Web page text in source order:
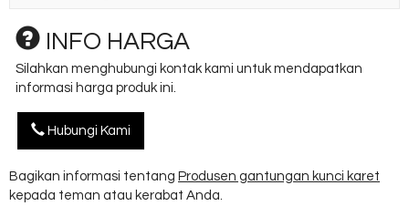
INFO HARGA
Silahkan menghubungi kontak kami untuk mendapatkan
informasi harga produk ini.
Hubungi Kami
Bagikan informasi tentang Produsen gantungan kunci karet
kepada teman atau kerabat Anda.